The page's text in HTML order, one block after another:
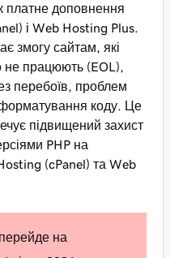
платне доповнення
і Web Hosting Plus.
змогу сайтам, які
не працюють (EOL),
перебоїв, проблем
коду. Це
підвищений захист
PHP на
(cPanel) та Web
перейде на